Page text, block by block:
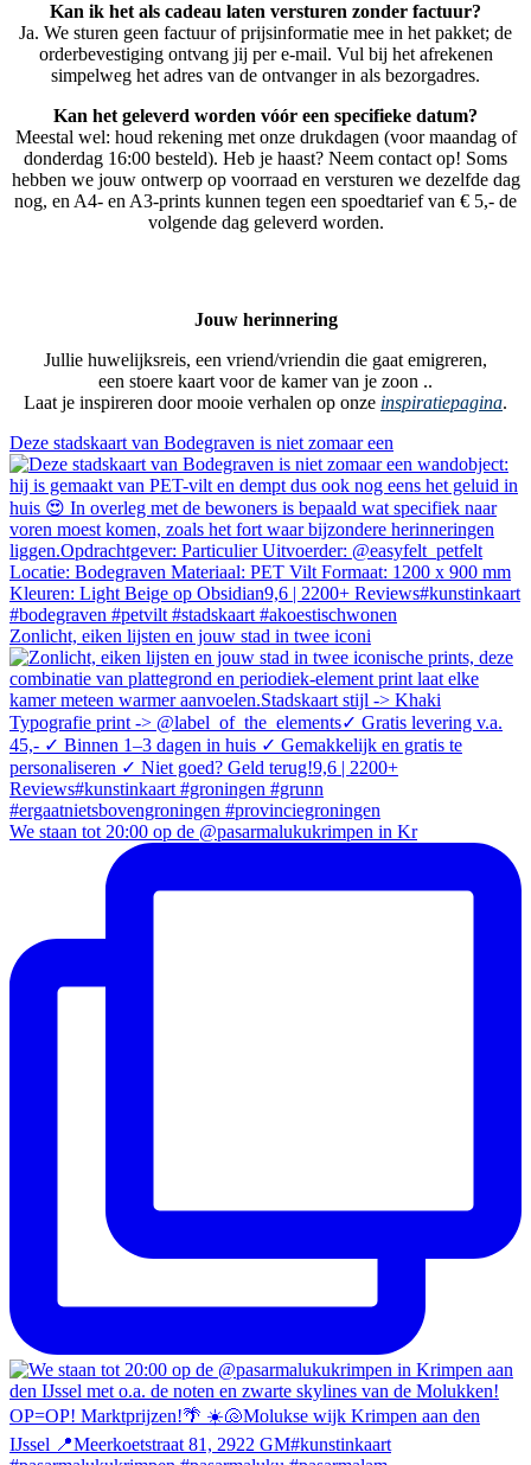
Kan ik het als cadeau laten versturen zonder factuur?
Ja. We sturen geen factuur of prijsinformatie mee in het pakket; de
orderbevestiging ontvang jij per e-mail. Vul bij het afrekenen
simpelweg het adres van de ontvanger in als bezorgadres.
Kan het geleverd worden vóór een specifieke datum?
Meestal wel: houd rekening met onze drukdagen (voor maandag of
donderdag 16:00 besteld). Heb je haast? Neem contact op! Soms
hebben we jouw ontwerp op voorraad en versturen we dezelfde dag
nog, en A4- en A3-prints kunnen tegen een spoedtarief van € 5,- de
volgende dag geleverd worden.
Jouw herinnering
Jullie huwelijksreis, een vriend/vriendin die gaat emigreren,
een stoere kaart voor de kamer van je zoon ..
Laat je inspireren door mooie verhalen op onze inspiratiepagina.
Deze stadskaart van Bodegraven is niet zomaar een
Zonlicht, eiken lijsten en jouw stad in twee iconi
We staan tot 20:00 op de @pasarmalukukrimpen in Kr